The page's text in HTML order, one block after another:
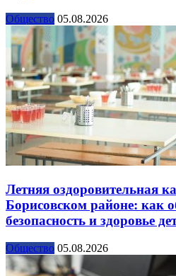
Общество 05.08.2026
Летняя оздоровительная
Борисовском районе: как
безопасность и здоровье
Общество 05.08.2026